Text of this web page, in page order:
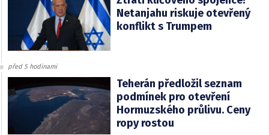
Netanjahu riskuje otevřený
konflikt s Trumpem
před 5 hodinami
Teherán předložil seznam
podmínek pro otevření
Hormuzského průlivu. Ceny
ropy rostou